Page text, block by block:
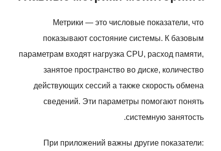
Метрики — это числовые показатели, что
показывают состояние системы. К базовым
параметрам входят нагрузка CPU, расход памяти,
занятое пространство во диске, количество
действующих сессий а также скорость обмена
сведений. Эти параметры помогают понять
системную занятость.
При приложений важны другие показатели: